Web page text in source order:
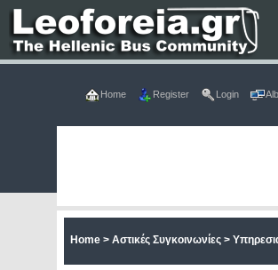
Home Register Login
Home> Αστικές Συγκοινωνίες>